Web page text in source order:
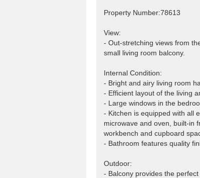
Property Number:78613
View:
- Out-stretching views from
small living room balcony.
Internal Condition:
- Bright and airy living room
- Efficient layout of the living
- Large windows in the
- Kitchen is equipped with all
microwave and oven, built-in
workbench and cupboard
- Bathroom features quality
Outdoor:
- Balcony provides the